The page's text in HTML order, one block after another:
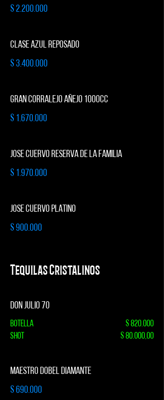
$ 2.200.000
CLASE AZUL REPOSADO
$ 3.400.000
GRAN CORRALEJO AÑEJO 1000cc
$ 1.670.000
JOSE CUERVO RESERVA DE LA FAMILIA
$ 1.970.000
JOSE CUERVO PLATINO
$ 900.000
Tequilas Cristalinos
DON JULIO 70
Botella
$ 820.000
Shot
$ 80.000,00
MAESTRO DOBEL DIAMANTE
$ 690.000